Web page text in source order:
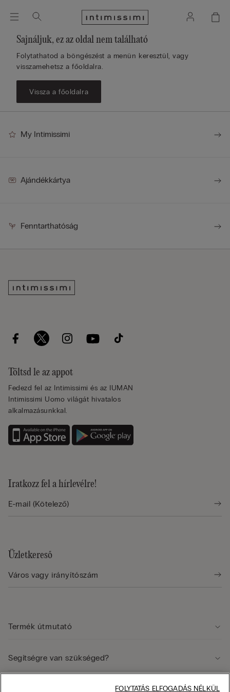
Sajnáljuk, ez az oldal nem található
Folytathatod a böngészést a menün keresztül, vagy
visszamehetsz a főoldalra.
Vissza a főoldalra
My Intimissimi
Ajándékkártya
Fenntarthatóság
Töltsd le az appot
Fedezd fel az Intimissimi és az IUMAN
Intimissimi Uomo világát hivatalos
alkalmazásunkkal.
Iratkozz fel a hírlevélre!
Üzletkereső
Termék útmutató
Segítségre van szükséged?
FOLYTATÁS ELFOGADÁS NÉLKÜL